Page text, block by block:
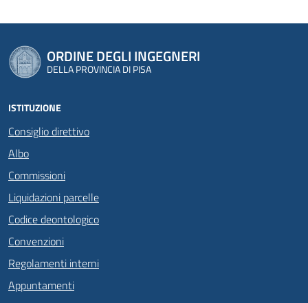
ORDINE DEGLI INGEGNERI
DELLA PROVINCIA DI PISA
ISTITUZIONE
Consiglio direttivo
Albo
Commissioni
Liquidazioni parcelle
Codice deontologico
Convenzioni
Regolamenti interni
Appuntamenti